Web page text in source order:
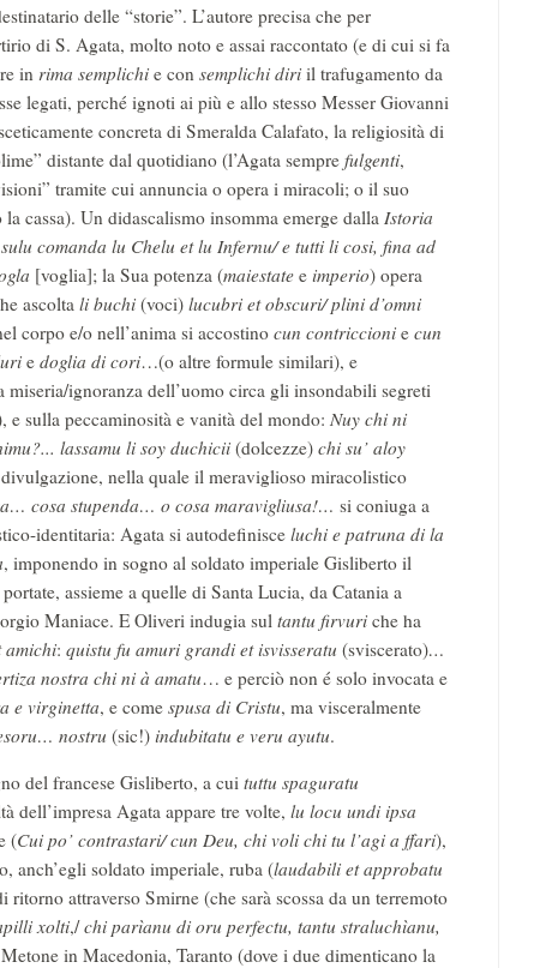
delle “storie”. L’autore precisa che per
di S. Agata, molto noto e assai raccontato (e di cui si fa
in rima semplichi e con semplichi diri il trafugamento da
legati, perché ignoti ai più e allo stesso Messer Giovanni
concreta di Smeralda Calafato, la religiosità di
distante dal quotidiano (l’Agata sempre fulgenti,
tramite cui annuncia o opera i miracoli; o il suo
la cassa). Un didascalismo insomma emerge dalla Istoria
sulu comanda lu Chelu et lu Infernu/ e tutti li cosi, fina ad
[voglia]; la Sua potenza (maiestate e imperio) opera
ascolta li buchi (voci) lucubri et obscuri/ plini d’omni
corpo e/o nell’anima si accostino cun contriccioni e cun
e doglia di cori…(o altre formule similari), e
ignoranza dell’uomo circa gli insondabili segreti
sulla peccaminosità e vanità del mondo: Nuy chi ni
lassamu li soy duchicii (dolcezze) chi su’ aloy
nella quale il meraviglioso miracolistico
cosa stupenda… o cosa maravigliusa!… si coniuga a
identitaria: Agata si autodefinisce luchi e patruna di la
, imponendo in sogno al soldato imperiale Gisliberto il
assieme a quelle di Santa Lucia, da Catania a
Maniace. E Oliveri indugia sul tantu firvuri che ha
amichi: quistu fu amuri grandi et isvisseratu (sviscerato)…
nostra chi ni à amatu… e perciò non é solo invocata e
evirginetta, e come spusa di Cristu, ma visceralmente
nostru (sic!) indubitatu e veru ayutu.
del francese Gisliberto, a cui tuttu spaguratu
dell’impresa Agata appare tre volte, lu locu undi ipsa
(Cui po’ contrastari/ cun Deu, chi voli chi tu l’agi a ffari),
anch’egli soldato imperiale, ruba (laudabili et approbatu
attraverso Smirne (che sarà scossa da un terremoto
xolti,/chi parìanu di oru perfectu, tantu straluchìanu,
in Macedonia, Taranto (dove i due dimenticano la